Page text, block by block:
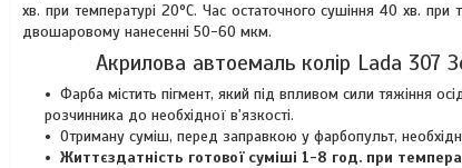
хв. при температурі 20°C. Час остаточного сушіння 40 хв.
двошаровому нанесенні 50-60 мкм.
Акрилова автоемаль колір Lada 307
Фарба містить пігмент, який під впливом сили тяжіння
розчинника до необхідної в'язкості.
Отриману суміш, перед заправкою у фарбопульт,
Життєздатність готової суміші 1-8 год. при